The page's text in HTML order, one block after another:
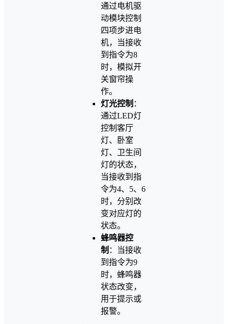
通过电机驱
动模块控制
四项步进电
机，当接收
到指令为8
时，模拟开
关窗帘操
作。
灯光控制 ：
通过LED灯
控制客厅
灯、卧室
灯、卫生间
灯的状态，
当接收到指
令为4、5、6
时，分别改
变对应灯的
状态。
蜂鸣器控
制 ：当接收
到指令为9
时，蜂鸣器
状态改变，
用于提示或
报警。